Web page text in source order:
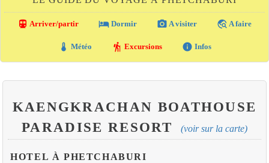
directions_transit Arriver/partir local_hotel Dormir photo_camera A visiter travel_explore A faire
thermostat Météo hiking Excursions info Infos
KAENGKRACHAN BOATHOUSE
PARADISE RESORT
(voir sur la carte)
HOTEL À PHETCHABURI